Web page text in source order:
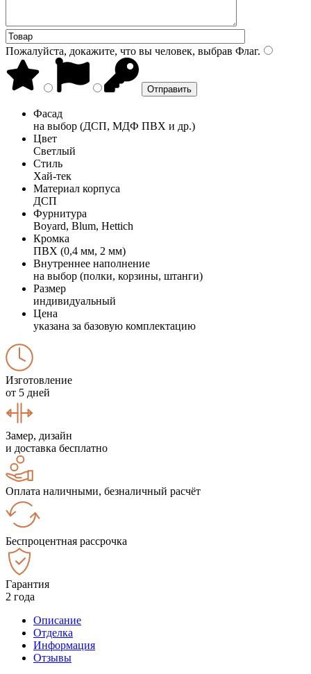
Пожалуйста, докажите, что вы человек, выбрав Флаг.
Фасад
на выбор (ДСП, МДФ ПВХ и др.)
Цвет
Светлый
Стиль
Хай-тек
Материал корпуса
ДСП
Фурнитура
Boyard, Blum, Hettich
Кромка
ПВХ (0,4 мм, 2 мм)
Внутреннее наполнение
на выбор (полки, корзины, штанги)
Размер
индивидуальный
Цена
указана за базовую комплектацию
Изготовление
от 5 дней
Замер, дизайн
и доставка бесплатно
Оплата наличными, безналичный расчёт
Беспроцентная рассрочка
Гарантия
2 года
Описание
Отделка
Информация
Отзывы